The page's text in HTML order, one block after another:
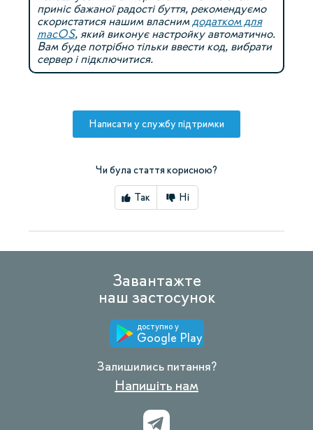
приніс бажаної радості буття, рекомендуємо
скористатися нашим власним додатком для
macOS, який виконує настройку автоматично.
Вам буде потрібно тільки ввести код, вибрати
сервер і підключитися.
Написати у службу підтримки
Чи була стаття корисною?
Так Ні
Завантажте
наш застосунок
доступно у
Google Play
Залишились питання?
Напишіть нам